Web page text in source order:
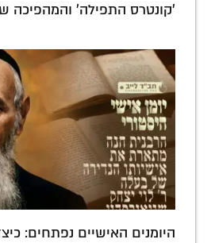
'קונטרס התפילה' והמהפיכה
היומנים האישיים נפתחים: